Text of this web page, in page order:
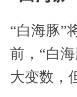
“白海豚”
前，“白
大变数，